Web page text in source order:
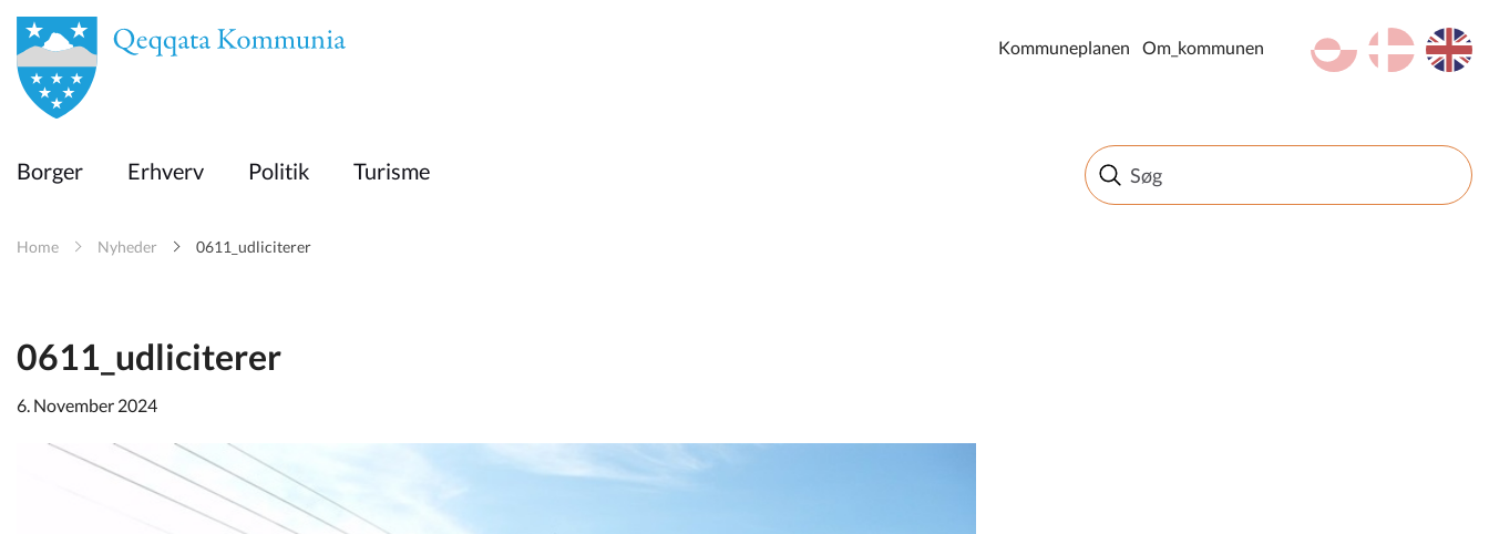
en
Borger
Erhverv
Kommuneplanen
en
da
kl-GL
Kommuneplanen Om_kommunen
Borger Erhverv Politik Turisme
Home Nyheder 0611_udliciterer
0611_udliciterer
6. November 2024